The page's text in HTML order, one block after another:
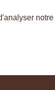
notre